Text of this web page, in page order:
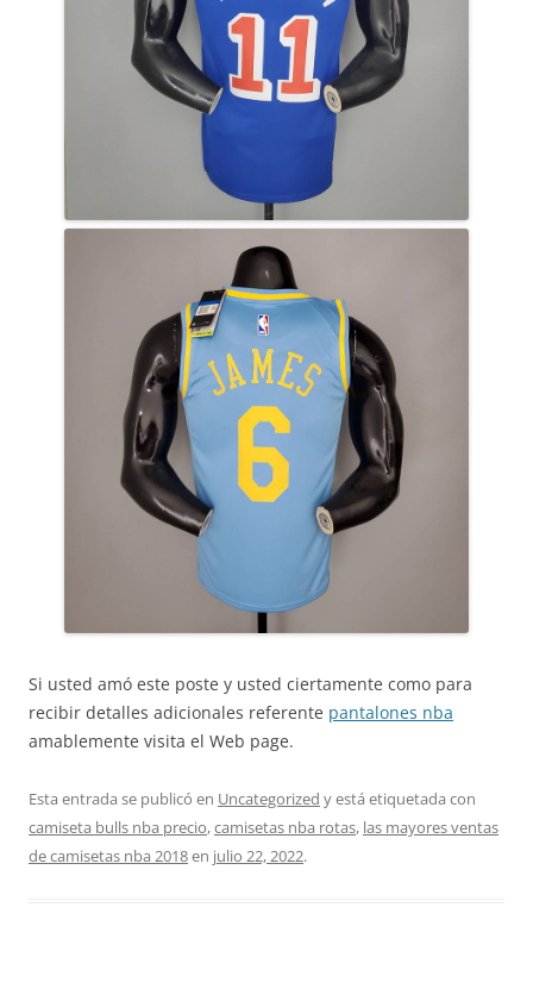
Si usted amó este poste y usted ciertamente como para
recibir detalles adicionales referente pantalones nba
amablemente visita el Web page.
Esta entrada se publicó en Uncategorized y está etiquetada con
camiseta bulls nba precio,camisetas nba rotas, las mayores ventas
de camisetas nba 2018en julio 22, 2022.